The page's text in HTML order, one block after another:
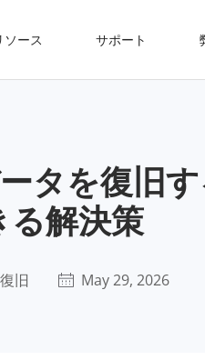
ソース サポート
タを復旧
解決策
旧 May 29, 2026